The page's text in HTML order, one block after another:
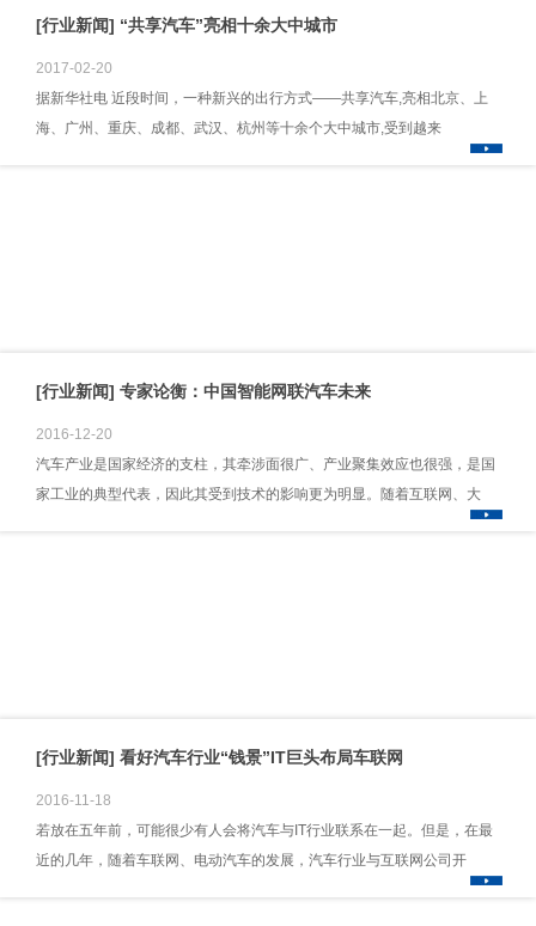
[行业新闻] “共享汽车”亮相十余大中城市
2017-02-20
据新华社电 近段时间，一种新兴的出行方式——共享汽车,亮相北京、上
海、广州、重庆、成都、武汉、杭州等十余个大中城市,受到越来
[行业新闻] 专家论衡：中国智能网联汽车未来
2016-12-20
汽车产业是国家经济的支柱，其牵涉面很广、产业聚集效应也很强，是国
家工业的典型代表，因此其受到技术的影响更为明显。随着互联网、大
[行业新闻] 看好汽车行业“钱景”IT巨头布局车联网
2016-11-18
若放在五年前，可能很少有人会将汽车与IT行业联系在一起。但是，在最
近的几年，随着车联网、电动汽车的发展，汽车行业与互联网公司开